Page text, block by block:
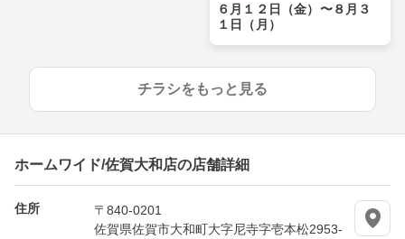
６月１２日（金）〜８月３
１日（月）
チラシをもっと見る
ホームワイド/佐賀大和店の店舗詳細
住所
〒840-0201
佐賀県佐賀市大和町大字尼寺字壱本松2953-